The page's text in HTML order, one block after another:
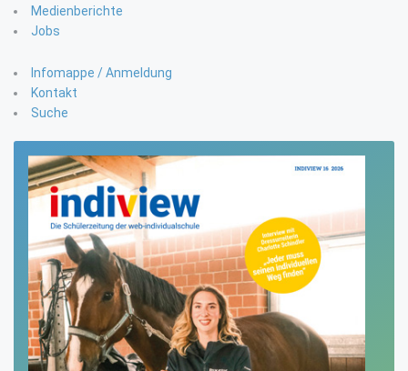
Medienberichte
Jobs
Infomappe / Anmeldung
Kontakt
Suche